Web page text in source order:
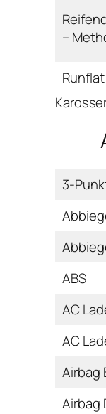
–
Runflat
3-
ABS
AC
AC
Airbag
Airbag